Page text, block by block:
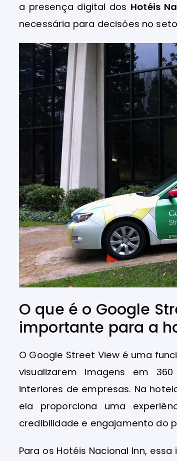
a presença digital dos Hotéis
necessária para decisões no
O que é o Google
importante para a
O Google Street View é uma
visualizarem imagens em
interiores de empresas. Na
ela proporciona uma
credibilidade e engajamento do
Para os Hotéis Nacional Inn,